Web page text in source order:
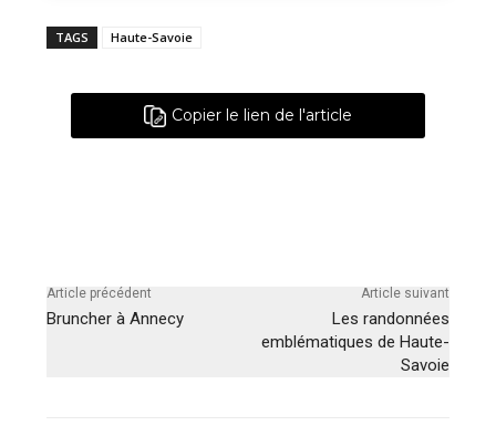
TAGS Haute-Savoie
Copier le lien de l'article
Article précédent
Bruncher à Annecy
Article suivant
Les randonnées
emblématiques de Haute-
Savoie